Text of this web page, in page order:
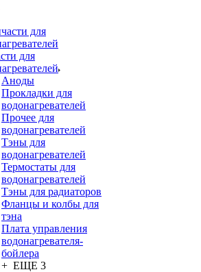
для
Аноды
Прокладки для
водонагревателей
Прочее для
водонагревателей
Тэны для
водонагревателей
Термостаты для
водонагревателей
Тэны для радиаторов
Фланцы и колбы для
тэна
Плата управления
водонагревателя-
бойлера
+ ЕЩЕ 3